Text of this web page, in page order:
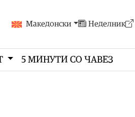
Македонски Неделник
5 МИНУТИ СО ЧАВЕЗ